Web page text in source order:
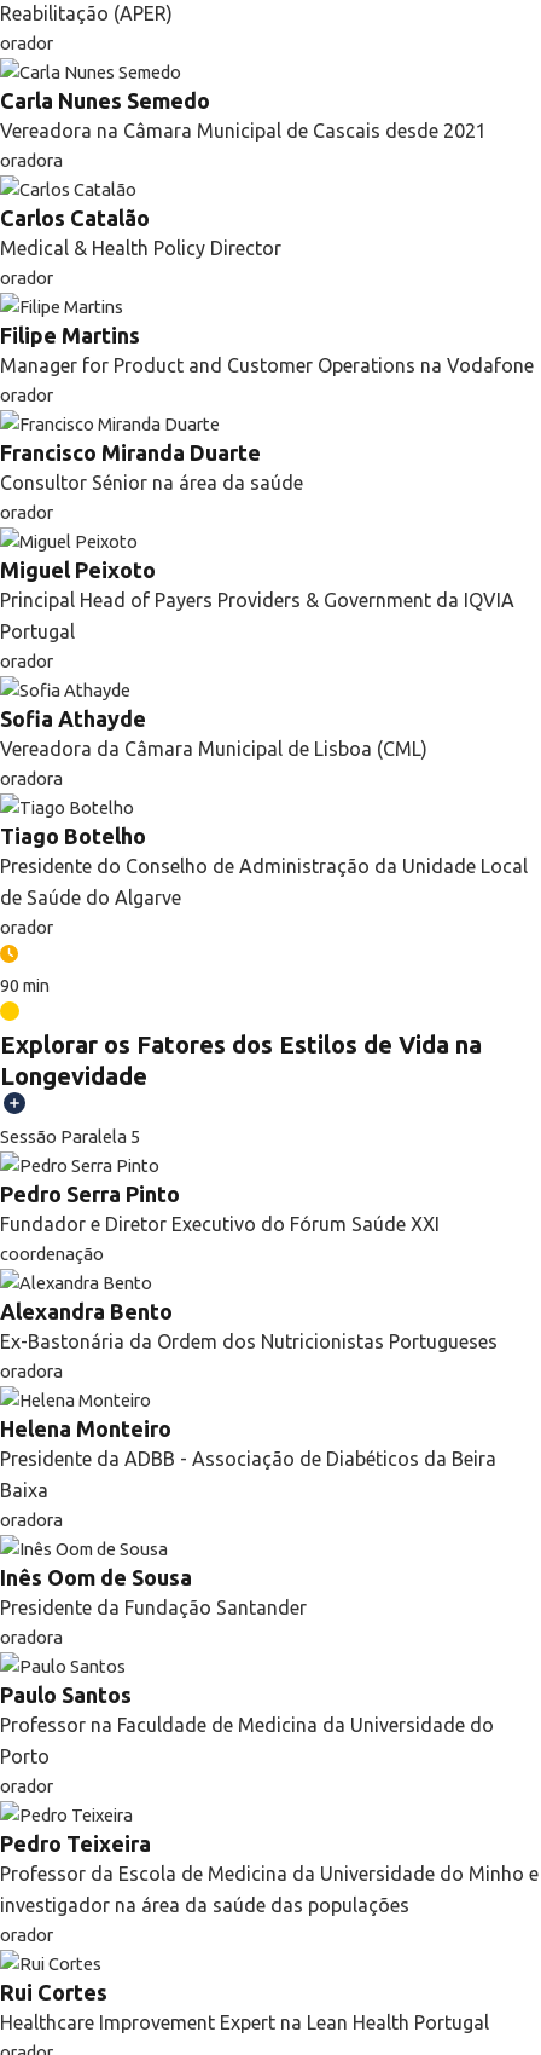
Reabilitação (APER)
orador
Carla Nunes Semedo
Vereadora na Câmara Municipal de Cascais desde 2021
oradora
Carlos Catalão
Medical & Health Policy Director
orador
Filipe Martins
Manager for Product and Customer Operations na Vodafone
orador
Francisco Miranda Duarte
Consultor Sénior na área da saúde
orador
Miguel Peixoto
Principal Head of Payers Providers & Government da IQVIA
Portugal
orador
Sofia Athayde
Vereadora da Câmara Municipal de Lisboa (CML)
oradora
Tiago Botelho
Presidente do Conselho de Administração da Unidade Local
de Saúde do Algarve
orador
90 min
Explorar os Fatores dos Estilos de Vida na
Longevidade
Sessão Paralela 5
Pedro Serra Pinto
Fundador e Diretor Executivo do Fórum Saúde XXI
coordenação
Alexandra Bento
Ex-Bastonária da Ordem dos Nutricionistas Portugueses
oradora
Helena Monteiro
Presidente da ADBB - Associação de Diabéticos da Beira
Baixa
oradora
Inês Oom de Sousa
Presidente da Fundação Santander
oradora
Paulo Santos
Professor na Faculdade de Medicina da Universidade do
Porto
orador
Pedro Teixeira
Professor da Escola de Medicina da Universidade do Minho e
investigador na área da saúde das populações
orador
Rui Cortes
Healthcare Improvement Expert na Lean Health Portugal